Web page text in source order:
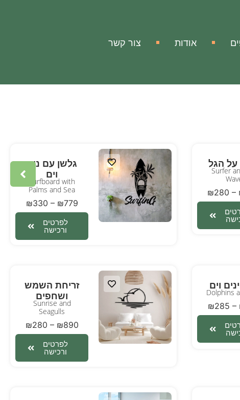
אודות צור קשר
על הגל
Surfer
₪280 –
גלשן עם נוף
וים
Surfboard with
Palms and Sea
₪330 – ₪779
לפרטים
ורכישה
וים
Dolphins
₪285 –
זריחת השמש
ושחפים
Sunrise and
Seagulls
₪280 – ₪890
לפרטים
ורכישה